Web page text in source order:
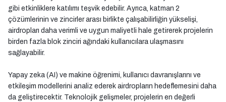
gibi etkinliklere katılımı teşvik edebilir. Ayrıca, katman 2
çözümlerinin ve zincirler arası birlikte çalışabilirliğin yükselişi,
airdropları daha verimli ve uygun maliyetli hale getirerek projelerin
birden fazla blok zinciri ağındaki kullanıcılara ulaşmasını
sağlayabilir.
Yapay zeka (AI) ve makine öğrenimi, kullanıcı davranışlarını ve
etkileşim modellerini analiz ederek airdropların hedeflemesini daha
da geliştirecektir. Teknolojik gelişmeler, projelerin en değerli